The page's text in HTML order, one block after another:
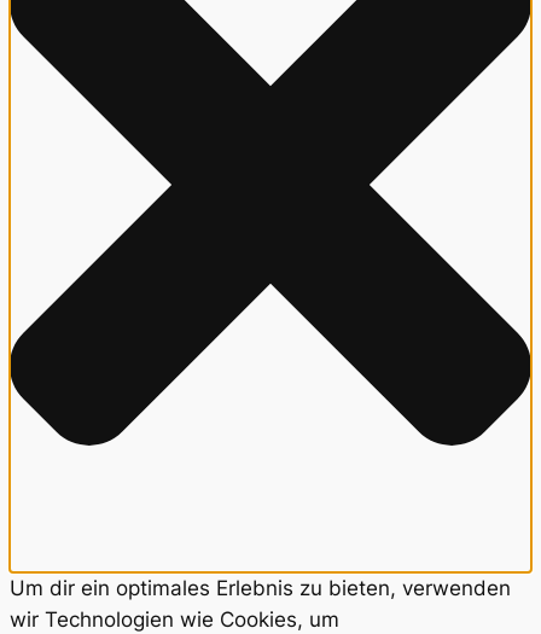
Um dir ein optimales Erlebnis zu bieten, verwenden
wir Technologien wie Cookies, um